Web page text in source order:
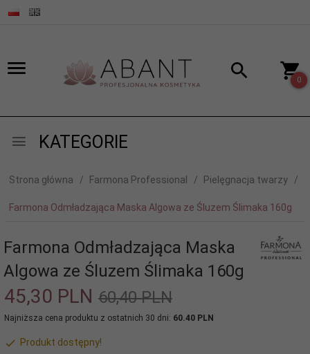
0
KATEGORIE
Strona główna Farmona Professional Pielęgnacja twarzy
Farmona Odmładzająca Maska Algowa ze Śluzem Ślimaka 160g
Farmona Odmładzająca Maska
Algowa ze Śluzem Ślimaka 160g
45,30 PLN 60,40 PLN
Najniższa cena produktu z ostatnich 30 dni: 60.40 PLN
Produkt dostępny!